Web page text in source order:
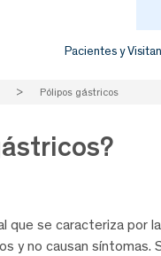
Pacientes y
> Pólipos gástricos
que se caracteriza por
y no causan